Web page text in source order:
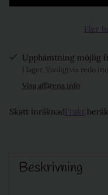
Fler
Upphämtning möjlig
I lager, Vanligtvis redo
Visa affärens info
Skatt inräknadFrakt
produkt
Beskrivning